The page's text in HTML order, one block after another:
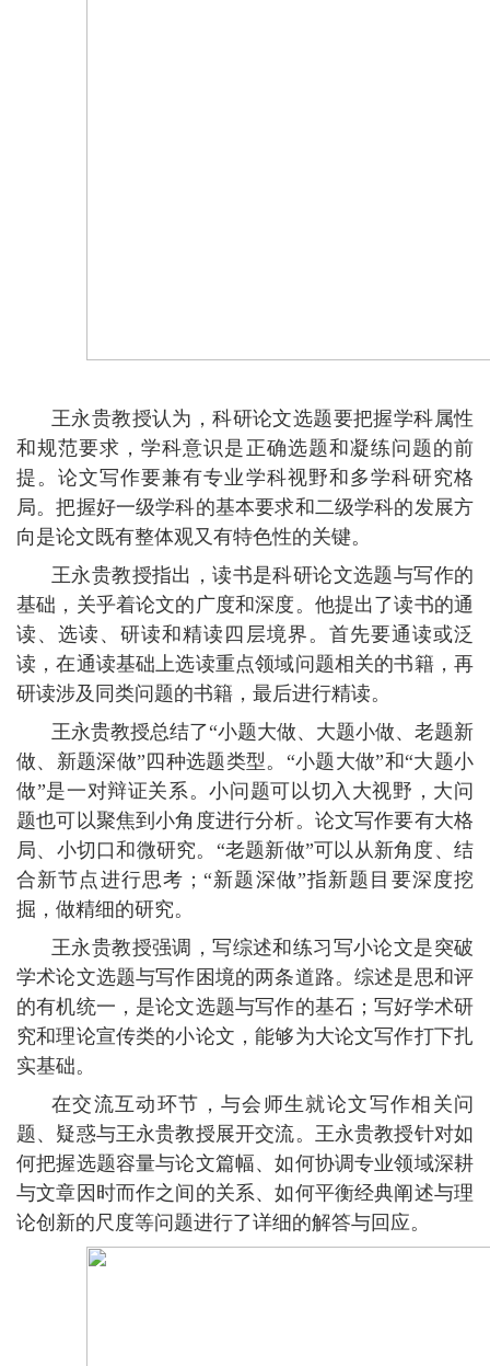
王永贵教授认为，科研论文选题要把握学科属性
和规范要求，学科意识是正确选题和凝练问题的前
提。论文写作要兼有专业学科视野和多学科研究格
局。把握好一级学科的基本要求和二级学科的发展方
向是论文既有整体观又有特色性的关键。
王永贵教授指出，读书是科研论文选题与写作的
基础，关乎着论文的广度和深度。他提出了读书的通
读、选读、研读和精读四层境界。 首先要通读或泛
读，在通读基础上选读重点领域问题相关的书籍，再
研读涉及同类问题的书籍，最后进行精读。
王永贵教授总结了“小题大做、大题小做、老题新
做、新题深做”四种选题类型。“小题大做”和“大题小
做”是一对辩证关系。小问题可以切入大视野，大问
题也可以聚焦到小角度进行分析。论文写作要有大格
局、小切口和微研究。“老题新做”可以从新角度、结
合新节点进行思考；“新题深做”指新题目要深度挖
掘，做精细的研究。
王永贵教授强调，写综述和练习写小论文是突破
学术论文选题与写作困境的两条道路。综述是思和评
的有机统一，是论文选题与写作的基石；写好学术研
究和理论宣传类的小论文，能够为大论文写作打下扎
实基础。
在交流互动环节，与会师生就论文写作相关问
题、疑惑与王永贵教授展开交流。王永贵教授针对如
何把握选题容量与论文篇幅、如何协调专业领域深耕
与文章因时而作之间的关系、如何平衡经典阐述与理
论创新的尺度等问题进行了详细的解答与回应。